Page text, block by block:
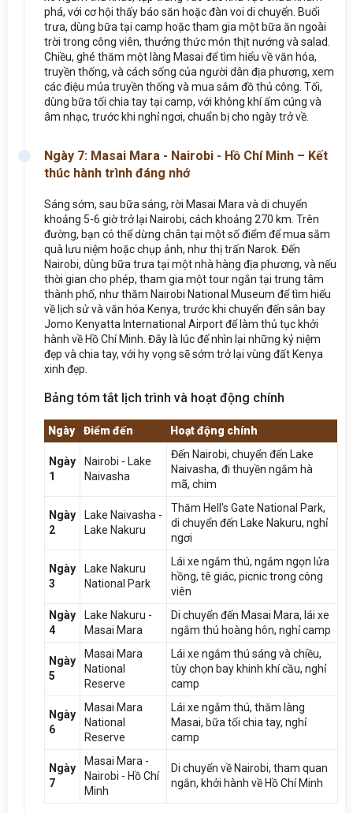
phá, với cơ hội thấy báo săn hoặc đàn voi di chuyển. Buổi
trưa, dùng bữa tại camp hoặc tham gia một bữa ăn ngoài
trời trong công viên, thưởng thức món thịt nướng và salad.
Chiều, ghé thăm một làng Masai để tìm hiểu về văn hóa,
truyền thống, và cách sống của người dân địa phương, xem
các điệu múa truyền thống và mua sắm đồ thủ công. Tối,
dùng bữa tối chia tay tại camp, với không khí ấm cúng và
âm nhạc, trước khi nghỉ ngơi, chuẩn bị cho ngày trở về.
Ngày 7: Masai Mara - Nairobi - Hồ Chí Minh – Kết
thúc hành trình đáng nhớ
Sáng sớm, sau bữa sáng, rời Masai Mara và di chuyển
khoảng 5-6 giờ trở lại Nairobi, cách khoảng 270 km. Trên
đường, bạn có thể dừng chân tại một số điểm để mua sắm
quà lưu niệm hoặc chụp ảnh, như thị trấn Narok. Đến
Nairobi, dùng bữa trưa tại một nhà hàng địa phương, và nếu
thời gian cho phép, tham gia một tour ngắn tại trung tâm
thành phố, như thăm Nairobi National Museum để tìm hiểu
về lịch sử và văn hóa Kenya, trước khi chuyển đến sân bay
Jomo Kenyatta International Airport để làm thủ tục khởi
hành về Hồ Chí Minh. Đây là lúc để nhìn lại những kỷ niệm
đẹp và chia tay, với hy vọng sẽ sớm trở lại vùng đất Kenya
xinh đẹp.
Bảng tóm tắt lịch trình và hoạt động chính
Ngày Điểm đến Hoạt động chính
Ngày
1
Nairobi - Lake
Naivasha
Đến Nairobi, chuyển đến Lake
Naivasha, đi thuyền ngắm hà
mã, chim
Ngày
2
Lake Naivasha -
Lake Nakuru
Thăm Hell's Gate National Park,
di chuyển đến Lake Nakuru, nghỉ
ngơi
Ngày
3
Lake Nakuru
National Park
Lái xe ngắm thú, ngắm ngọn lửa
hồng, tê giác, picnic trong công
viên
Ngày
4
Lake Nakuru -
Masai Mara
Di chuyển đến Masai Mara, lái xe
ngắm thú hoàng hôn, nghỉ camp
Ngày
5
Masai Mara
National
Reserve
Lái xe ngắm thú sáng và chiều,
tùy chọn bay khinh khí cầu, nghỉ
camp
Ngày
6
Masai Mara
National
Reserve
Lái xe ngắm thú, thăm làng
Masai, bữa tối chia tay, nghỉ
camp
Ngày
7
Masai Mara -
Nairobi - Hồ Chí
Minh
Di chuyển về Nairobi, tham quan
ngắn, khởi hành về Hồ Chí Minh